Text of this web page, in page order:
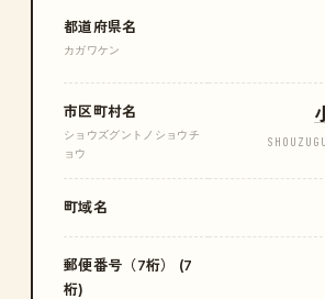
都道府県名
カガワケン
市区町村名
ショウズグントノショウチ
ョウ
町域名
郵便番号（7桁） (7
桁)